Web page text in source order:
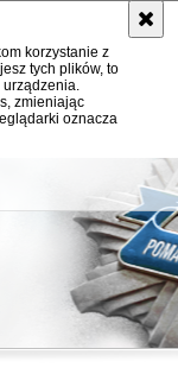
korzystanie z
tych plików, to
urządzenia.
zmieniając
oznacza